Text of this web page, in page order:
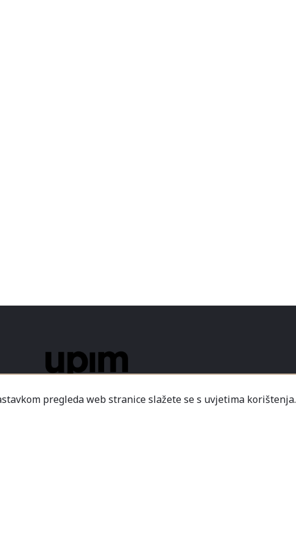
pregleda web stranice slažete se s uvjetima korištenja.